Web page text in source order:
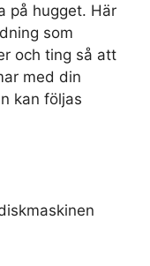
på hugget. Här
som
och ting så att
med din
kan följas